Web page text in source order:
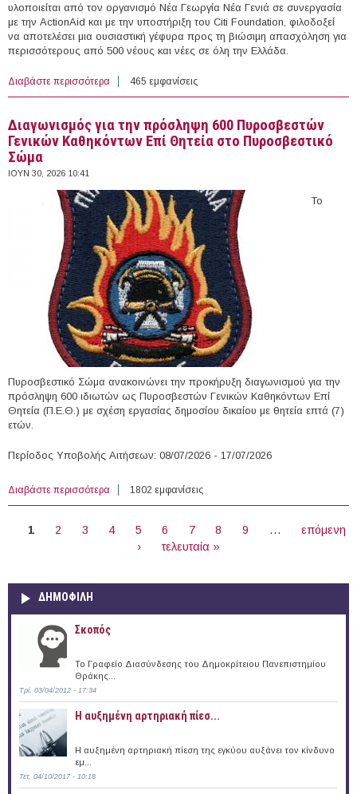
υλοποιείται από τον οργανισμό Νέα Γεωργία Νέα Γενιά σε συνεργασία
με την ActionAid και με την υποστήριξη του Citi Foundation, φιλοδοξεί
να αποτελέσει μια ουσιαστική γέφυρα προς τη βιώσιμη απασχόληση για
περισσότερους από 500 νέους και νέες σε όλη την Ελλάδα.
Διαβάστε περισσότερα για 10ος Κύκλος Green Skills Training
465 εμφανίσεις
Διαγωνισμός για την πρόσληψη 600 Πυροσβεστών
Γενικών Καθηκόντων Επί Θητεία στο Πυροσβεστικό
Σώμα
ΙΟΥΝ 30, 2026 10:41
Το
Πυροσβεστικό Σώμα ανακοινώνει την προκήρυξη διαγωνισμού για την
πρόσληψη 600 ιδιωτών ως Πυροσβεστών Γενικών Καθηκόντων Επί
Θητεία (Π.Ε.Θ.) με σχέση εργασίας δημοσίου δικαίου με θητεία επτά (7)
ετών.
Περίοδος Υποβολής Αιτήσεων: 08/07/2026 - 17/07/2026
Διαβάστε περισσότερα για Διαγωνισμός για την πρόσληψη 600 Πυροσβεστών
Γενικών Καθηκόντων Επί Θητεία στο Πυροσβεστικό
1802 εμφανίσεις
1 2 3 4 5 6 7 8 9 …
επόμενη
›
τελευταία »
ΔΗΜΟΦΙΛΗ
Σκοπός
Το Γραφείο Διασύνδεσης του Δημοκρίτειου Πανεπιστημίου
Θράκης...
Τρί, 03/04/2012 - 17:34
Η αυξημένη αρτηριακή πίεσ...
Η αυξημένη αρτηριακή πίεση της εγκύου αυξάνει τον κίνδυνο
εμ...
Τετ, 04/10/2017 - 10:18